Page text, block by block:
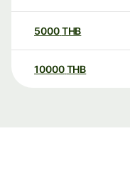
5000THB
10000 THB